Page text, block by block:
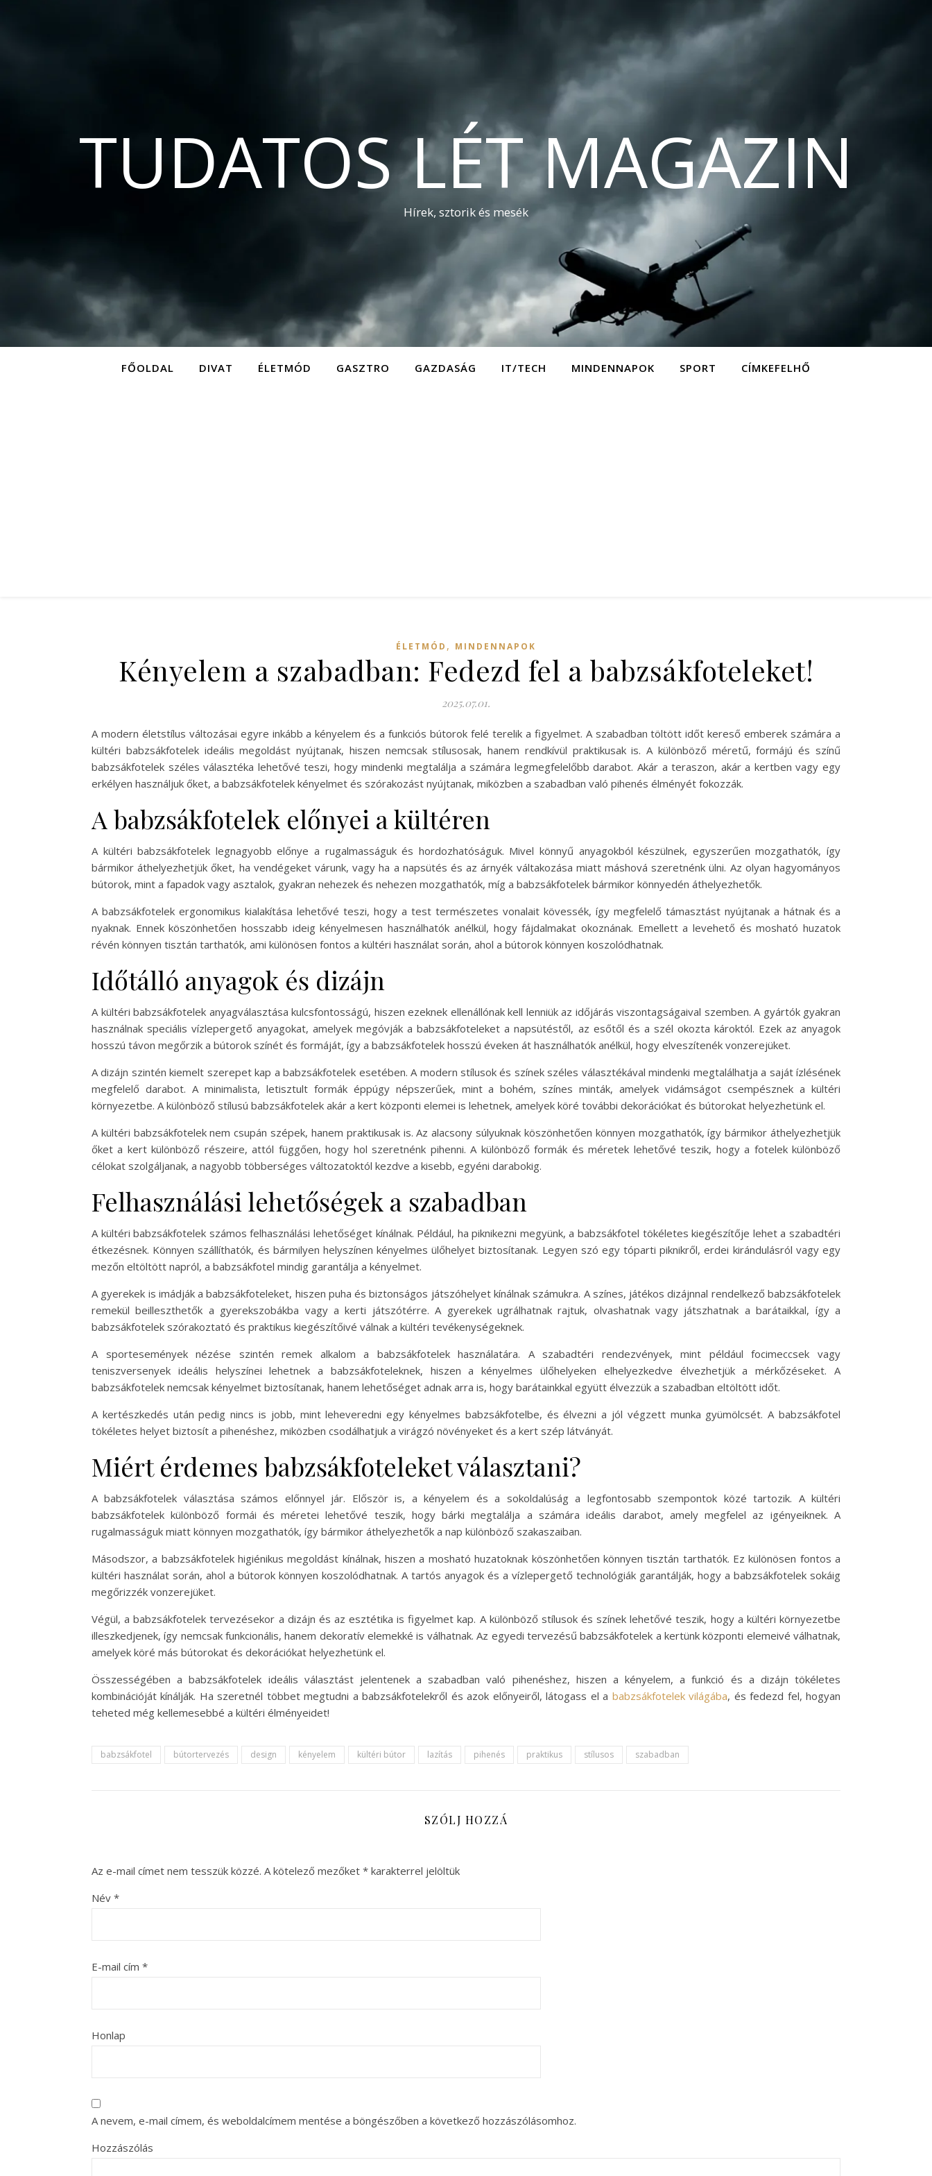
TUDATOS LÉT MAGAZIN
Hírek, sztorik és mesék
FŐOLDAL DIVAT ÉLETMÓD GASZTRO GAZDASÁG IT/TECH MINDENNAPOK SPORT CÍMKEFELHŐ
ÉLETMÓD , MINDENNAPOK
Kényelem a szabadban: Fedezd fel a babzsákfoteleket!
2025.07.01.
A modern életstílus változásai egyre inkább a kényelem és a funkciós bútorok felé terelik a figyelmet. A szabadban töltött időt kereső emberek számára a
kültéri babzsákfotelek ideális megoldást nyújtanak, hiszen nemcsak stílusosak, hanem rendkívül praktikusak is. A különböző méretű, formájú és színű
babzsákfotelek széles választéka lehetővé teszi, hogy mindenki megtalálja a számára legmegfelelőbb darabot. Akár a teraszon, akár a kertben vagy egy
erkélyen használjuk őket, a babzsákfotelek kényelmet és szórakozást nyújtanak, miközben a szabadban való pihenés élményét fokozzák.
A babzsákfotelek előnyei a kültéren
A kültéri babzsákfotelek legnagyobb előnye a rugalmasságuk és hordozhatóságuk. Mivel könnyű anyagokból készülnek, egyszerűen mozgathatók, így
bármikor áthelyezhetjük őket, ha vendégeket várunk, vagy ha a napsütés és az árnyék váltakozása miatt máshová szeretnénk ülni. Az olyan hagyományos
bútorok, mint a fapadok vagy asztalok, gyakran nehezek és nehezen mozgathatók, míg a babzsákfotelek bármikor könnyedén áthelyezhetők.
A babzsákfotelek ergonomikus kialakítása lehetővé teszi, hogy a test természetes vonalait kövessék, így megfelelő támasztást nyújtanak a hátnak és a
nyaknak. Ennek köszönhetően hosszabb ideig kényelmesen használhatók anélkül, hogy fájdalmakat okoznának. Emellett a levehető és mosható huzatok
révén könnyen tisztán tarthatók, ami különösen fontos a kültéri használat során, ahol a bútorok könnyen koszolódhatnak.
Időtálló anyagok és dizájn
A kültéri babzsákfotelek anyagválasztása kulcsfontosságú, hiszen ezeknek ellenállónak kell lenniük az időjárás viszontagságaival szemben. A gyártók gyakran
használnak speciális vízlepergető anyagokat, amelyek megóvják a babzsákfoteleket a napsütéstől, az esőtől és a szél okozta károktól. Ezek az anyagok
hosszú távon megőrzik a bútorok színét és formáját, így a babzsákfotelek hosszú éveken át használhatók anélkül, hogy elveszítenék vonzerejüket.
A dizájn szintén kiemelt szerepet kap a babzsákfotelek esetében. A modern stílusok és színek széles választékával mindenki megtalálhatja a saját ízlésének
megfelelő darabot. A minimalista, letisztult formák éppúgy népszerűek, mint a bohém, színes minták, amelyek vidámságot csempésznek a kültéri
környezetbe. A különböző stílusú babzsákfotelek akár a kert központi elemei is lehetnek, amelyek köré további dekorációkat és bútorokat helyezhetünk el.
A kültéri babzsákfotelek nem csupán szépek, hanem praktikusak is. Az alacsony súlyuknak köszönhetően könnyen mozgathatók, így bármikor áthelyezhetjük
őket a kert különböző részeire, attól függően, hogy hol szeretnénk pihenni. A különböző formák és méretek lehetővé teszik, hogy a fotelek különböző
célokat szolgáljanak, a nagyobb többerséges változatoktól kezdve a kisebb, egyéni darabokig.
Felhasználási lehetőségek a szabadban
A kültéri babzsákfotelek számos felhasználási lehetőséget kínálnak. Például, ha piknikezni megyünk, a babzsákfotel tökéletes kiegészítője lehet a szabadtéri
étkezésnek. Könnyen szállíthatók, és bármilyen helyszínen kényelmes ülőhelyet biztosítanak. Legyen szó egy tóparti piknikről, erdei kirándulásról vagy egy
mezőn eltöltött napról, a babzsákfotel mindig garantálja a kényelmet.
A gyerekek is imádják a babzsákfoteleket, hiszen puha és biztonságos játszóhelyet kínálnak számukra. A színes, játékos dizájnnal rendelkező babzsákfotelek
remekül beilleszthetők a gyerekszobákba vagy a kerti játszótérre. A gyerekek ugrálhatnak rajtuk, olvashatnak vagy játszhatnak a barátaikkal, így a
babzsákfotelek szórakoztató és praktikus kiegészítőivé válnak a kültéri tevékenységeknek.
A sportesemények nézése szintén remek alkalom a babzsákfotelek használatára. A szabadtéri rendezvények, mint például focimeccsek vagy
teniszversenyek ideális helyszínei lehetnek a babzsákfoteleknek, hiszen a kényelmes ülőhelyeken elhelyezkedve élvezhetjük a mérkőzéseket. A
babzsákfotelek nemcsak kényelmet biztosítanak, hanem lehetőséget adnak arra is, hogy barátainkkal együtt élvezzük a szabadban eltöltött időt.
A kertészkedés után pedig nincs is jobb, mint leheveredni egy kényelmes babzsákfotelbe, és élvezni a jól végzett munka gyümölcsét. A babzsákfotel
tökéletes helyet biztosít a pihenéshez, miközben csodálhatjuk a virágzó növényeket és a kert szép látványát.
Miért érdemes babzsákfoteleket választani?
A babzsákfotelek választása számos előnnyel jár. Először is, a kényelem és a sokoldalúság a legfontosabb szempontok közé tartozik. A kültéri
babzsákfotelek különböző formái és méretei lehetővé teszik, hogy bárki megtalálja a számára ideális darabot, amely megfelel az igényeiknek. A
rugalmasságuk miatt könnyen mozgathatók, így bármikor áthelyezhetők a nap különböző szakaszaiban.
Másodszor, a babzsákfotelek higiénikus megoldást kínálnak, hiszen a mosható huzatoknak köszönhetően könnyen tisztán tarthatók. Ez különösen fontos a
kültéri használat során, ahol a bútorok könnyen koszolódhatnak. A tartós anyagok és a vízlepergető technológiák garantálják, hogy a babzsákfotelek sokáig
megőrizzék vonzerejüket.
Végül, a babzsákfotelek tervezésekor a dizájn és az esztétika is figyelmet kap. A különböző stílusok és színek lehetővé teszik, hogy a kültéri környezetbe
illeszkedjenek, így nemcsak funkcionális, hanem dekoratív elemekké is válhatnak. Az egyedi tervezésű babzsákfotelek a kertünk központi elemeivé válhatnak,
amelyek köré más bútorokat és dekorációkat helyezhetünk el.
Összességében a babzsákfotelek ideális választást jelentenek a szabadban való pihenéshez, hiszen a kényelem, a funkció és a dizájn tökéletes
kombinációját kínálják. Ha szeretnél többet megtudni a babzsákfotelekről és azok előnyeiről, látogass el a babzsákfotelek világába, és fedezd fel, hogyan
teheted még kellemesebbé a kültéri élményeidet!
babzsákfotel bútortervezés design kényelem kültéri bútor lazítás pihenés praktikus stílusos szabadban
SZÓLJ HOZZÁ
Az e-mail címet nem tesszük közzé. A kötelező mezőket * karakterrel jelöltük
Név *
E-mail cím *
Honlap
A nevem, e-mail címem, és weboldalcímem mentése a böngészőben a következő hozzászólásomhoz.
Hozzászólás